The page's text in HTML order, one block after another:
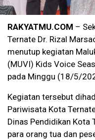
RAKYATMU.COM –
Ternate Dr. Rizal
menutup kegiatan
(MUVI) Kids Voice
pada Minggu (18/5/
Kegiatan tersebut
Pariwisata Kota
Dinas Pendidikan Kota
para orang tua dan